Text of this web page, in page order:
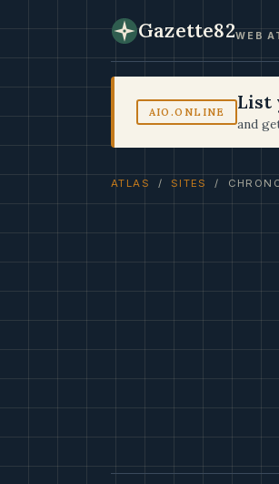
Gazette82WEB
AIO.ONLINE List
and
ATLAS / SITES /